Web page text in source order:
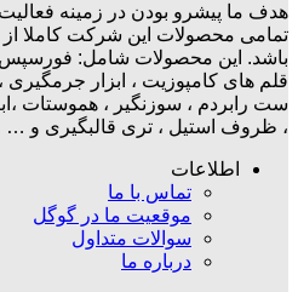
هدف ما پیشرو بودن در زمینه
تمامی محصولات این شرکت کاملا
باشد. این محصولات شامل: فورسپس ،
قلم های کامپوزیت ، ابزار جرمگیری ،
ست رابردم ، سوزنگیر ، هموستات
، ظروف استیل ، تری قالبگیری و …
اطلاعات
تماس با ما
موقعیت ما در گوگل
سوالات متداول
درباره ما